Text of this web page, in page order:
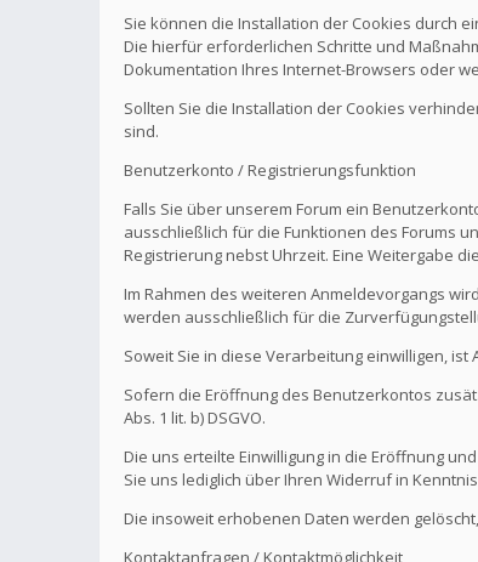
Sie können die Installation der Cookies durch
Die hierfür erforderlichen Schritte und
Dokumentation Ihres Internet-Browsers oder
Sollten Sie die Installation der Cookies
sind.
Benutzerkonto / Registrierungsfunktion
Falls Sie über unserem Forum ein
ausschließlich für die Funktionen des Forums
Registrierung nebst Uhrzeit. Eine Weitergabe
Im Rahmen des weiteren Anmeldevorgangs
werden ausschließlich für die
Soweit Sie in diese Verarbeitung einwilligen, ist
Sofern die Eröffnung des Benutzerkontos
Abs. 1 lit. b) DSGVO.
Die uns erteilte Einwilligung in die Eröffnung
Sie uns lediglich über Ihren Widerruf in
Die insoweit erhobenen Daten werden
Kontaktanfragen / Kontaktmöglichkeit